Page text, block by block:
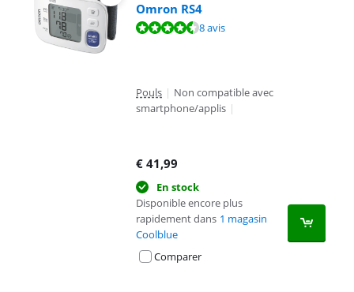
Omron RS4
La note est de 8,7 sur 10, basée sur 8 avis.8 avis
Pouls | Non compatible avec
smartphone/applis |
€ 41,99
En stock
Disponible encore plus
rapidement dans 1 magasin
Coolblue
Comparer